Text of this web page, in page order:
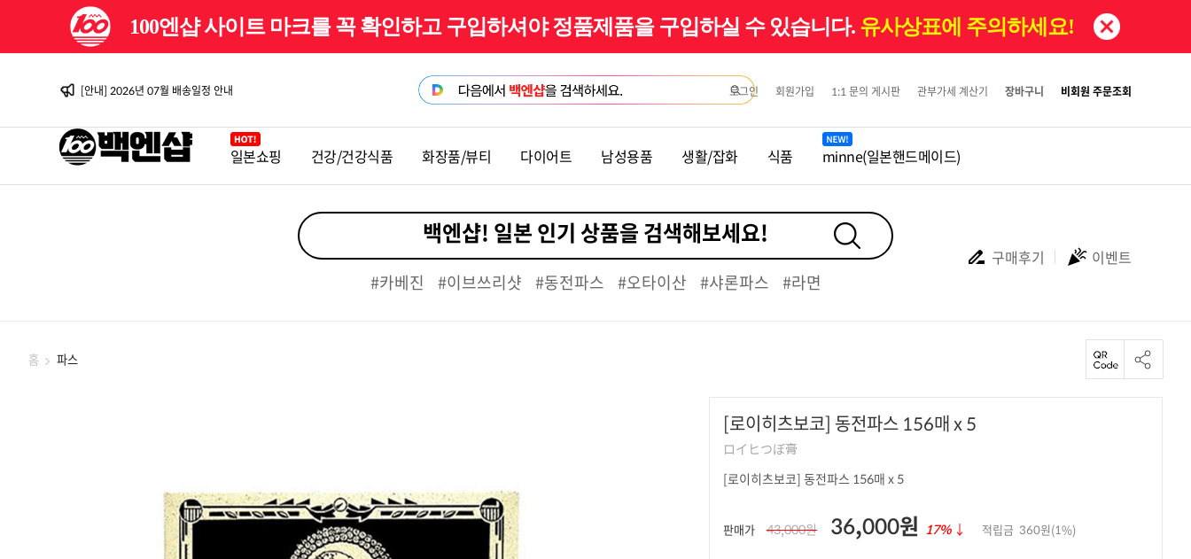
100엔샵 사이트 마크를 꼭 확인하고 구입하셔야 정품제품을 구입하실 수 있습니다. 유사상표에 주의하세요!
[이벤트] 백엔샵 10주년 감사제
[안내] 2026년 08월 배송일정 안내
[안내] 2026년 07월 배송일정 안내
[이벤트] 백엔샵 10주년 감사제
[안내] 2026년 08월 배송일정 안내
[이벤트] 백엔샵 10주년 감사제 2탄일본쇼핑 건강/건강식품 화장품/뷰티 다이어트 남성용품 생활/잡화 식품 minne(일본핸드메이드)
로그인 회원가입 1:1 문의 게시판 관부가세 계산기 장바구니 비회원 주문조회
#카베진 #이브쓰리샷 #동전파스 #오타이산 #샤론파스 #라면
구매후기 이벤트
홈 파스
[로이히츠보코] 동전파스 156매 x 5
ロイヒつぼ膏
[로이히츠보코] 동전파스 156매 x 5
판매가 43,000원 36,000원 17% ↓ 적립금 360원(1%)